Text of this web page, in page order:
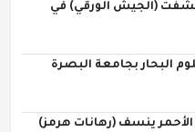
كشفت (الجيش الورقي) في
البحار بجامعة البصرة
الأحمر ينسف (رهانات هرمز)